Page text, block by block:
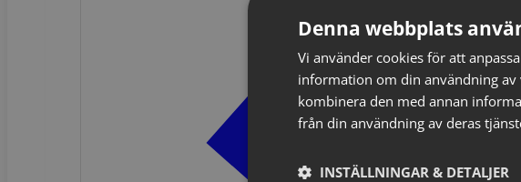
Denna webbplats
Vi använder cookies för att
information om din användning
kombinera den med annan
från din användning av deras
INSTÄLLNINGAR & DETALJER